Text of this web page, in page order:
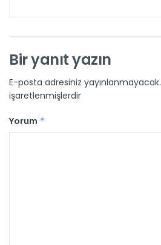
Bir yanıt yazın
E-posta adresiniz yayınlanmayacak.
işaretlenmişlerdir
Yorum *